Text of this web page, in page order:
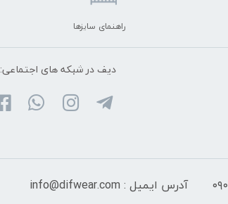
راهنمای سایزها
دیف در شبکه ‌های اجتماعی:
آدرس ایمیل : info@difwear.com